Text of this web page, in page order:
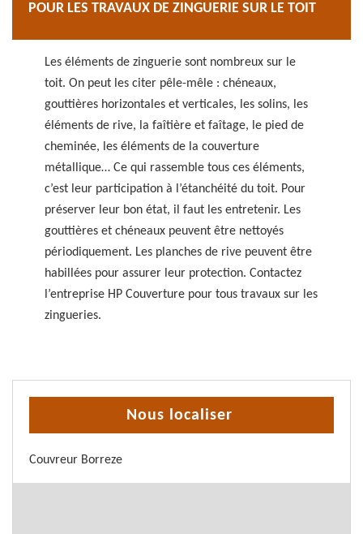
POUR LES TRAVAUX DE ZINGUERIE SUR LE TOIT
Les éléments de zinguerie sont nombreux sur le
toit. On peut les citer pêle-mêle : chéneaux,
gouttières horizontales et verticales, les solins, les
éléments de rive, la faîtière et faîtage, le pied de
cheminée, les éléments de la couverture
métallique… Ce qui rassemble tous ces éléments,
c’est leur participation à l’étanchéité du toit. Pour
préserver leur bon état, il faut les entretenir. Les
gouttières et chéneaux peuvent être nettoyés
périodiquement. Les planches de rive peuvent être
habillées pour assurer leur protection. Contactez
l’entreprise HP Couverture pour tous travaux sur les
zingueries.
Nous localiser
Couvreur Borreze